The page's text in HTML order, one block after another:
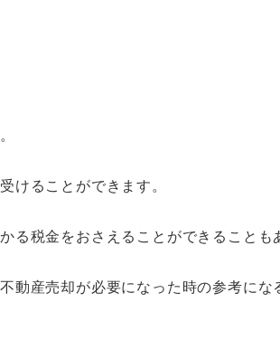
けることができます。
税金をおさえることができることも
産売却が必要になった時の参考にな